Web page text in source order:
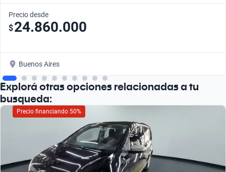
Precio desde
$24.860.000
Buenos Aires
Explorá otras opciones relacionadas a tu
busqueda:
Precio financiando 50%